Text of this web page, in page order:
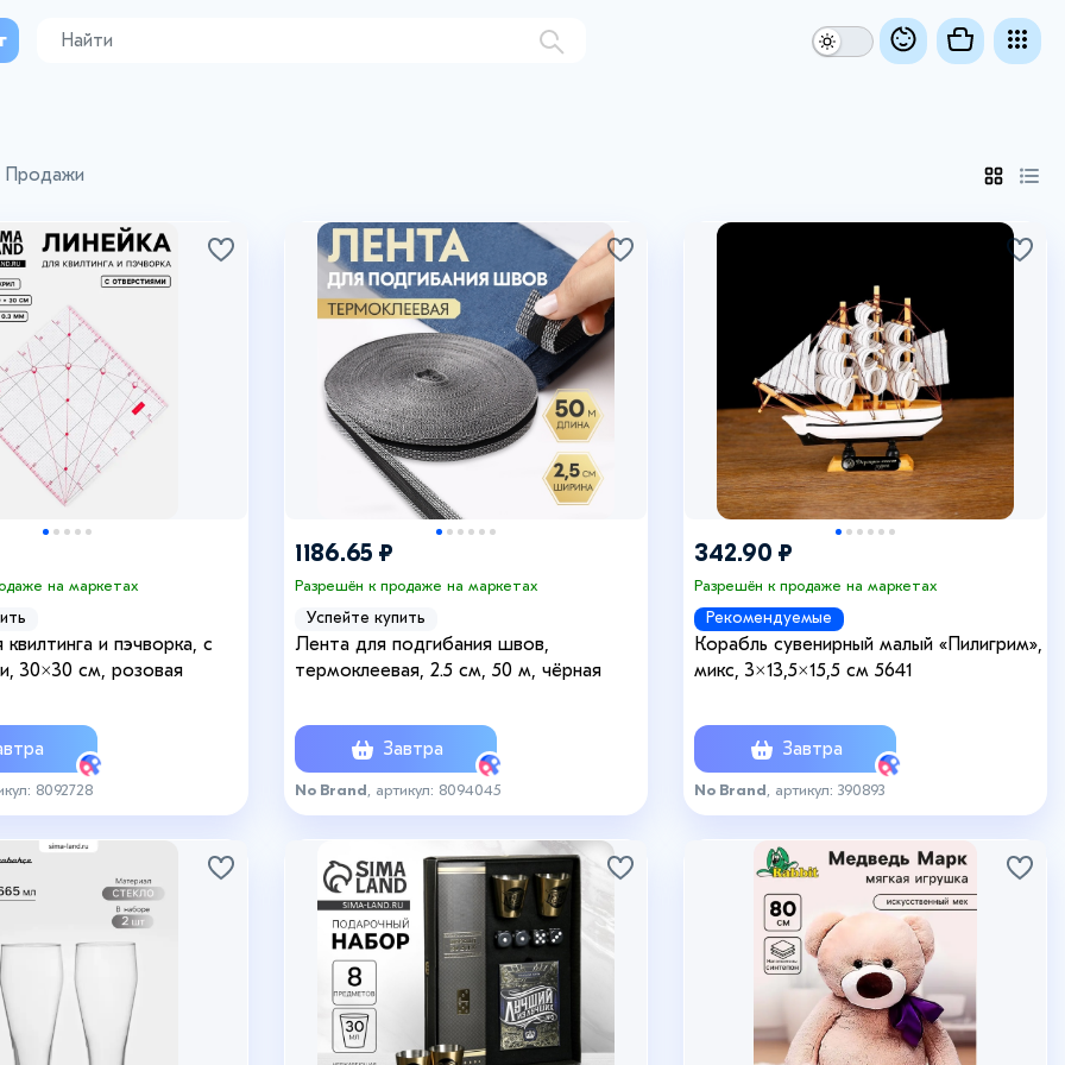
Продажи
на маркетах
и пэчворка, с
30×30 см, розовая
8092728
1186.65 ₽
Разрешён к продаже на маркетах
Успейте купить
Лента для подгибания швов,
термоклеевая, 2.5 см, 50 м, чёрная
Завтра
No Brand , артикул: 8094045
342.90 ₽
Разрешён к продаже на маркетах
Рекомендуемые
Корабль сувенирный малый «Пилигрим»,
микс, 3×13,5×15,5 см 5641
Завтра
No Brand , артикул: 390893